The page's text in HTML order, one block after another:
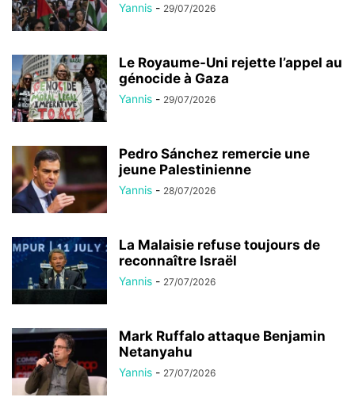
Yannis - 29/07/2026
Le Royaume-Uni rejette l’appel au
génocide à Gaza
Yannis - 29/07/2026
Pedro Sánchez remercie une
jeune Palestinienne
Yannis - 28/07/2026
La Malaisie refuse toujours de
reconnaître Israël
Yannis - 27/07/2026
Mark Ruffalo attaque Benjamin
Netanyahu
Yannis - 27/07/2026